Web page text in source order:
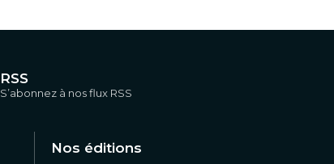
RSS
S’abonnez à nos flux RSS
Nos éditions